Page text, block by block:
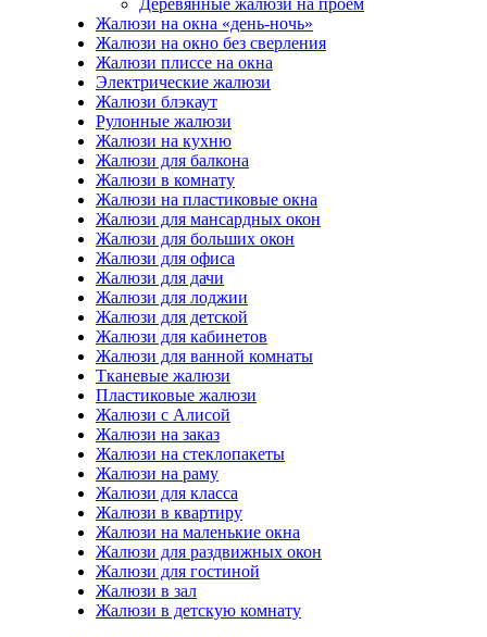
Деревянные жалюзи на проём
Жалюзи на окна «день-ночь»
Жалюзи на окно без сверления
Жалюзи плиссе на окна
Электрические жалюзи
Жалюзи блэкаут
Рулонные жалюзи
Жалюзи на кухню
Жалюзи для балкона
Жалюзи в комнату
Жалюзи на пластиковые окна
Жалюзи для мансардных окон
Жалюзи для больших окон
Жалюзи для офиса
Жалюзи для дачи
Жалюзи для лоджии
Жалюзи для детской
Жалюзи для кабинетов
Жалюзи для ванной комнаты
Тканевые жалюзи
Пластиковые жалюзи
Жалюзи с Алисой
Жалюзи на заказ
Жалюзи на стеклопакеты
Жалюзи на раму
Жалюзи для класса
Жалюзи в квартиру
Жалюзи на маленькие окна
Жалюзи для раздвижных окон
Жалюзи для гостиной
Жалюзи в зал
Жалюзи в детскую комнату